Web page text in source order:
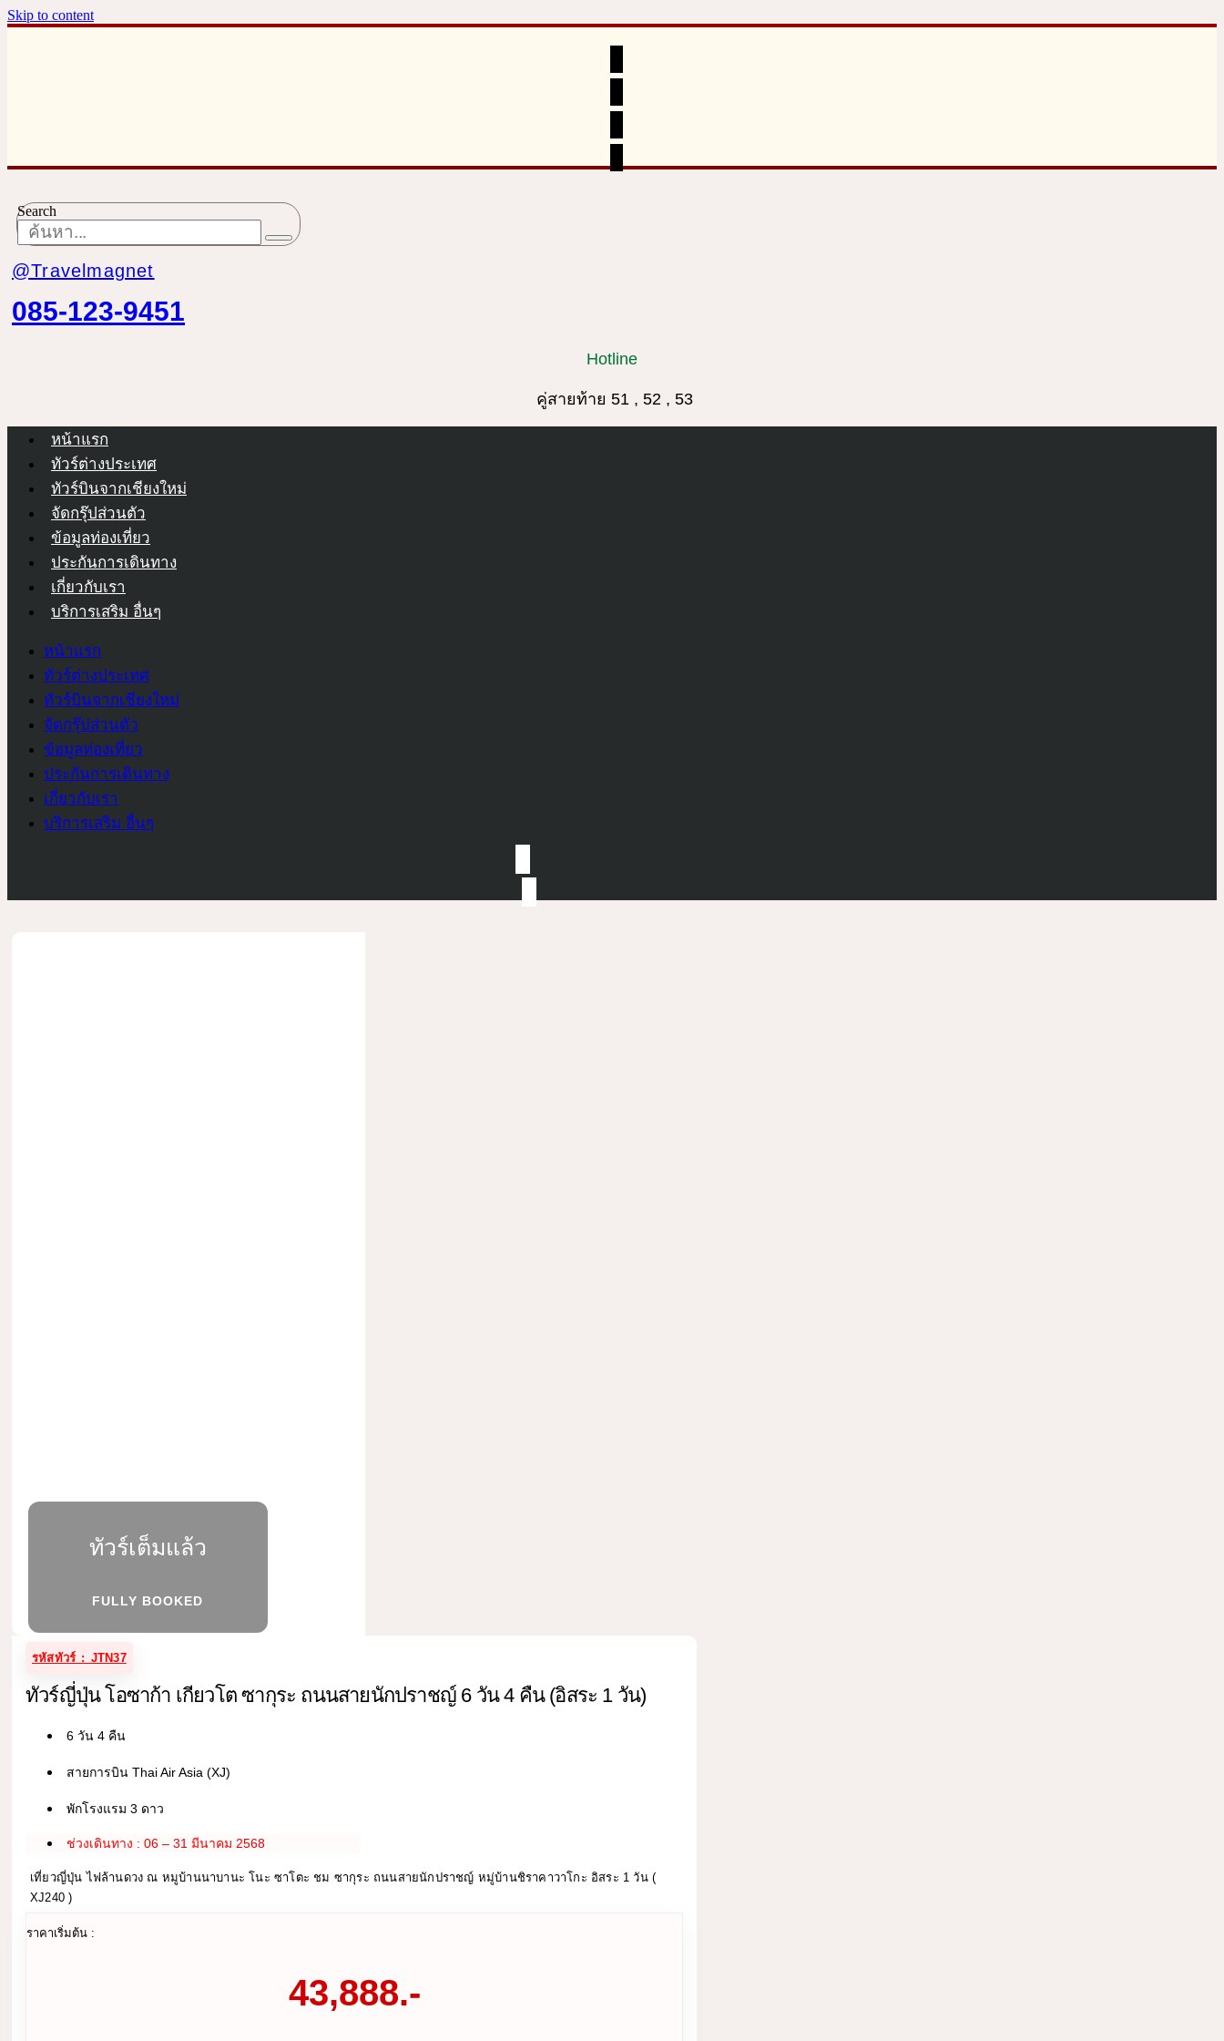
Skip to content
Search
@Travelmagnet
085-123-9451
Hotline
คู่สายท้าย 51 , 52 , 53
หน้าแรก
ทัวร์ต่างประเทศ
ทัวร์บินจากเชียงใหม่
จัดกรุ๊ปส่วนตัว
ข้อมูลท่องเที่ยว
ประกันการเดินทาง
เกี่ยวกับเรา
บริการเสริม อื่นๆ
หน้าแรก
ทัวร์ต่างประเทศ
ทัวร์บินจากเชียงใหม่
จัดกรุ๊ปส่วนตัว
ข้อมูลท่องเที่ยว
ประกันการเดินทาง
เกี่ยวกับเรา
บริการเสริม อื่นๆ
ทัวร์เต็มแล้ว
FULLY BOOKED
รหัสทัวร์ : JTN37
ทัวร์ญี่ปุ่น โอซาก้า เกียวโต ซากุระ ถนนสายนักปราชญ์ 6 วัน 4 คืน (อิสระ 1 วัน)
6 วัน 4 คืน
สายการบิน Thai Air Asia (XJ)
พักโรงแรม 3 ดาว
ช่วงเดินทาง : 06 – 31 มีนาคม 2568
เที่ยวญี่ปุ่น ไฟล้านดวง ณ หมูบ้านนาบานะ โนะ ซาโตะ ชม ซากุระ ถนนสายนักปราชญ์ หมู่บ้านชิราคาวาโกะ อิสระ 1 วัน (
XJ240 )
ราคาเริ่มต้น :
43,888.-